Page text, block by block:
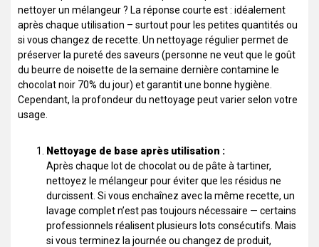
nettoyer un mélangeur ? La réponse courte est : idéalement
après chaque utilisation – surtout pour les petites quantités ou
si vous changez de recette. Un nettoyage régulier permet de
préserver la pureté des saveurs (personne ne veut que le goût
du beurre de noisette de la semaine dernière contamine le
chocolat noir 70% du jour) et garantit une bonne hygiène.
Cependant, la profondeur du nettoyage peut varier selon votre
usage.
Nettoyage de base après utilisation :
Après chaque lot de chocolat ou de pâte à tartiner,
nettoyez le mélangeur pour éviter que les résidus ne
durcissent. Si vous enchaînez avec la même recette, un
lavage complet n’est pas toujours nécessaire — certains
professionnels réalisent plusieurs lots consécutifs. Mais
si vous terminez la journée ou changez de produit,